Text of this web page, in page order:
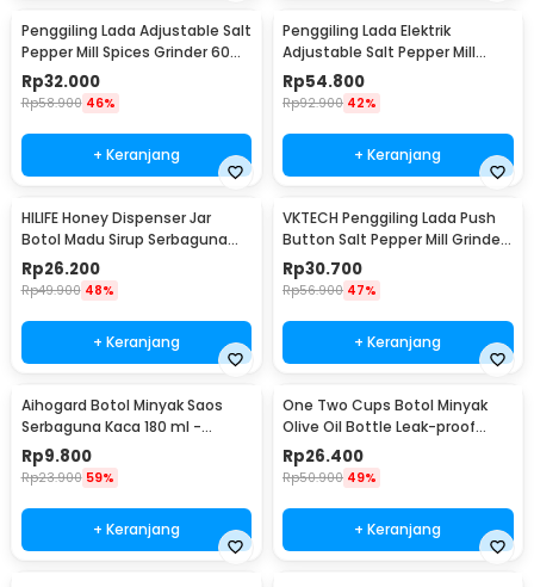
Penggiling Lada Adjustable Salt
Pepper Mill Spices Grinder 60ml
- CIQ
Rp32.000
Rp58.900 46%
+ Keranjang
Penggiling Lada Elektrik
Adjustable Salt Pepper Mill
Grinder 100ml - 15CE7
Rp54.800
Rp92.900 42%
+ Keranjang
HILIFE Honey Dispenser Jar
Botol Madu Sirup Serbaguna
200ml - H1742
Rp26.200
Rp49.900 48%
+ Keranjang
VKTECH Penggiling Lada Push
Button Salt Pepper Mill Grinder
135ml - MG600A
Rp30.700
Rp56.900 47%
+ Keranjang
Aihogard Botol Minyak Saos
Serbaguna Kaca 180 ml -
CW192
Rp9.800
Rp23.900 59%
+ Keranjang
One Two Cups Botol Minyak
Olive Oil Bottle Leak-proof
500ml - CW199
Rp26.400
Rp50.900 49%
+ Keranjang